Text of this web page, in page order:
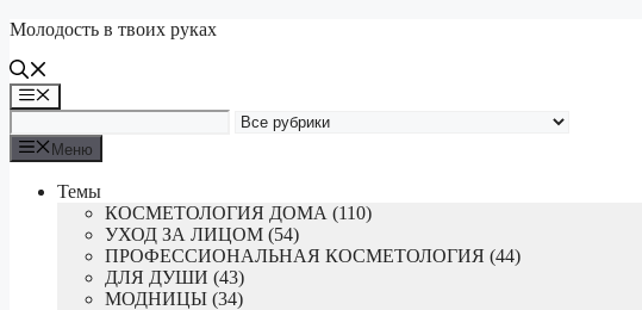
Перейти
содержимому
Молодость в твоих руках
Меню
Меню
Темы
КОСМЕТОЛОГИЯ ДОМА (110)
УХОД ЗА ЛИЦОМ (54)
ПРОФЕССИОНАЛЬНАЯ КОСМЕТОЛОГИЯ (44)
ДЛЯ ДУШИ (43)
МОДНИЦЫ (34)